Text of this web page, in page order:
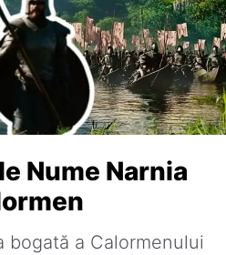
Nume Narnia
bogată a Calormenului